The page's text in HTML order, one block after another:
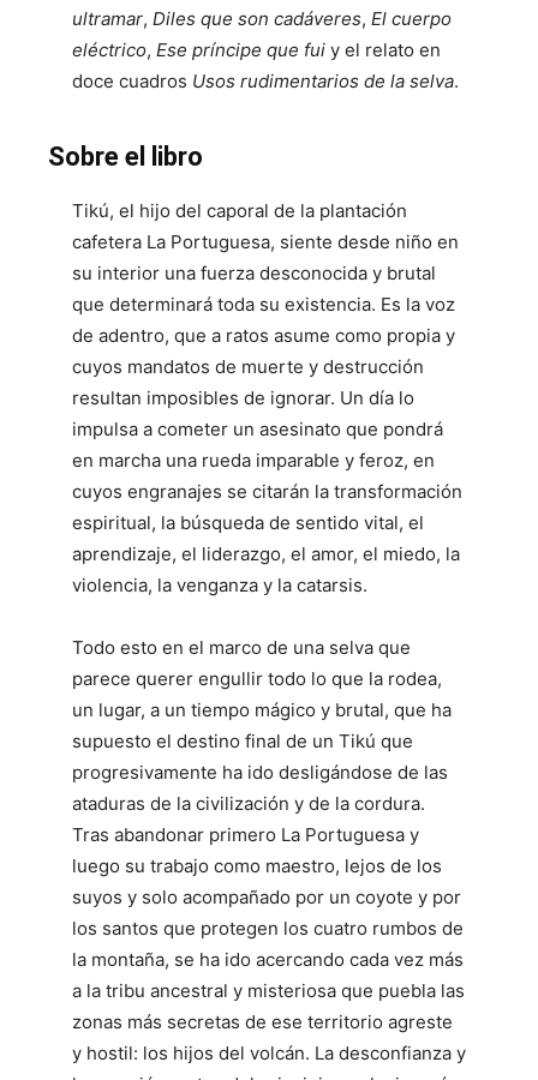
ultramar, Diles que son cadáveres, El cuerpo
eléctrico, Ese príncipe que fui y el relato en
doce cuadros Usos rudimentarios de la selva.
Sobre el libro
Tikú, el hijo del caporal de la plantación
cafetera La Portuguesa, siente desde niño en
su interior una fuerza desconocida y brutal
que determinará toda su existencia. Es la voz
de adentro, que a ratos asume como propia y
cuyos mandatos de muerte y destrucción
resultan imposibles de ignorar. Un día lo
impulsa a cometer un asesinato que pondrá
en marcha una rueda imparable y feroz, en
cuyos engranajes se citarán la transformación
espiritual, la búsqueda de sentido vital, el
aprendizaje, el liderazgo, el amor, el miedo, la
violencia, la venganza y la catarsis.
Todo esto en el marco de una selva que
parece querer engullir todo lo que la rodea,
un lugar, a un tiempo mágico y brutal, que ha
supuesto el destino final de un Tikú que
progresivamente ha ido desligándose de las
ataduras de la civilización y de la cordura.
Tras abandonar primero La Portuguesa y
luego su trabajo como maestro, lejos de los
suyos y solo acompañado por un coyote y por
los santos que protegen los cuatro rumbos de
la montaña, se ha ido acercando cada vez más
a la tribu ancestral y misteriosa que puebla las
zonas más secretas de ese territorio agreste
y hostil: los hijos del volcán. La desconfianza y